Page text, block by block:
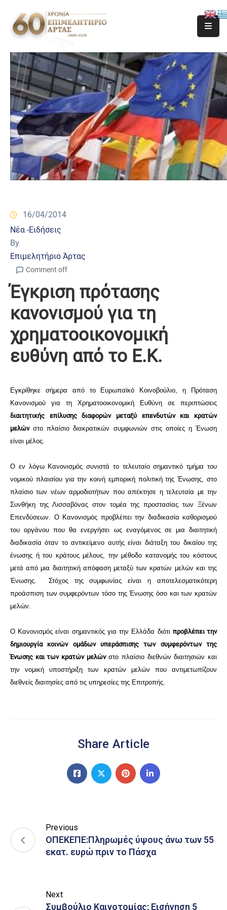
16/04/2014
Νέα -Ειδήσεις
By
Επιμελητήριο Άρτας
Comment off
Έγκριση πρότασης
κανονισμού για τη
χρηματοοικονομική
ευθύνη από το Ε.Κ.
Εγκρίθηκε σήμερα από το Ευρωπαϊκό Κοινοβούλιο, η Πρόταση
Κανονισμού για τη Χρηματοοικονομική Ευθύνη σε περιπτώσεις
διαιτητικής επίλυσης διαφορών μεταξύ επενδυτών και κρατών
μελώνστο πλαίσιο διακρατικών συμφωνιών στις οποίες η Ένωση
είναι μέλος.
Ο εν λόγω Κανονισμός συνιστά το τελευταίο σημαντικό τμήμα του
νομικού πλαισίου για την κοινή εμπορική πολιτική της Ένωσης, στο
πλαίσιο των νέων αρμοδιοτήτων που απέκτησε η τελευταία με την
Συνθήκη της Λισσαβόνας στον τομέα της προστασίας των Ξένων
Επενδύσεων. Ο Κανονισμός προβλέπει την διαδικασία καθορισμού
του οργάνου που θα ενεργήσει ως εναγόμενος σε μια διαιτητική
διαδικασία όταν το αντικείμενο αυτής είναι διάταξη του δικαίου της
ένωσης ή του κράτους μέλους, την μέθοδο κατανομής του κόστους
μετά από μια διαιτητική απόφαση μεταξύ των κρατών μελών και της
Ένωσης. Στόχος της συμφωνίας είναι η αποτελεσματικότερη
προάσπιση των συμφερόντων τόσο της Ένωσης όσο και των κρατών
μελών.
Ο Κανονισμός είναι σημαντικός για την Ελλάδα διότι προβλέπει την
δημιουργία κοινών ομάδων υπεράσπισης των συμφερόντων της
Ένωσης και των κρατών μελώνστο πλαίσιο διεθνών διαιτησιών και
την νομική υποστήριξη των κρατών μελών που αντιμετωπίζουν
διεθνείς διαιτησίες από τις υπηρεσίες της Επιτροπής.
Share Article
Previous
ΟΠΕΚΕΠΕ:Πληρωμές ύψους άνω των 55
εκατ. ευρώ πριν το Πάσχα
Next
Συμβούλιο Καινοτομίας: Εισήγηση 5